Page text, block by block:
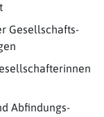
Gesellschafts­
Abfindungs­